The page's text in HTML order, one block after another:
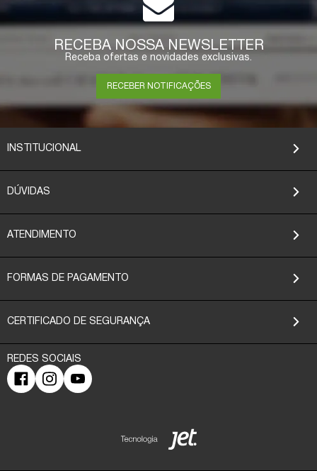
RECEBA NOSSA NEWSLETTER
Receba ofertas e novidades exclusivas.
RECEBER NOTIFICAÇÕES
INSTITUCIONAL
DÚVIDAS
ATENDIMENTO
FORMAS DE PAGAMENTO
CERTIFICADO DE SEGURANÇA